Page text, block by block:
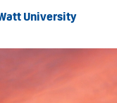
University